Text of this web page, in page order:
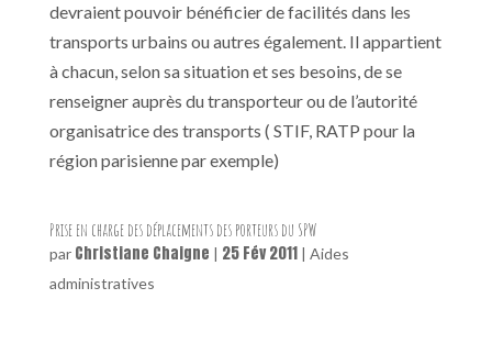
devraient pouvoir bénéficier de facilités dans les
transports urbains ou autres également. Il appartient
à chacun, selon sa situation et ses besoins, de se
renseigner auprès du transporteur ou de l’autorité
organisatrice des transports ( STIF, RATP pour la
région parisienne par exemple)
Prise en charge des déplacements des porteurs du SPW
par Christiane Chaigne | 25 Fév 2011 | Aides
administratives